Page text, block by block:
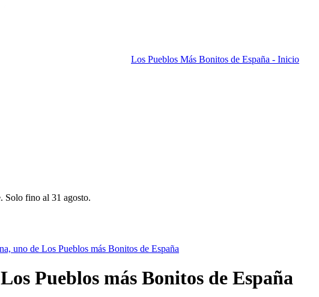
Los Pueblos Más Bonitos de España - Inicio
Solo fino al 31 agosto.
uno de Los Pueblos más Bonitos de España
Pueblos más Bonitos de España